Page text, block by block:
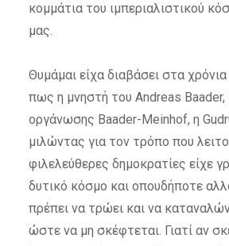
κομμάτια του ιμπεριαλιστικού
μας.
Θυμάμαι είχα διαβάσει στα
πως η μνηστή του Andreas Baader,
οργάνωσης Baader-Meinhof, η
μιλώντας για τον τρόπο που
φιλελεύθερες δημοκρατίες είχε
δυτικό κόσμο και οπουδήποτε
πρέπει να τρώει και να
ώστε να μη σκέφτεται. Γιατί αν